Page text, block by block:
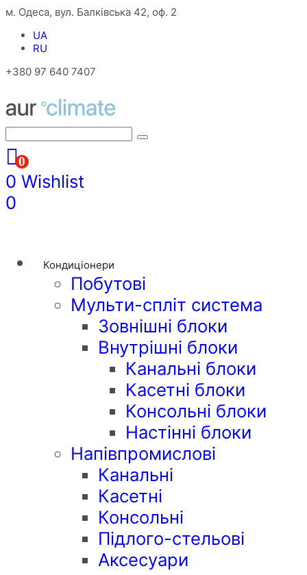
м. Одеса, вул. Балківська 42, оф. 2
UA
RU
+380 97 640 7407
0
0 Wishlist
0
Кондиціонери
Побутові
Мульти-спліт система
Зовнішні блоки
Внутрішні блоки
Канальні блоки
Касетні блоки
Консольні блоки
Настінні блоки
Напівпромислові
Канальні
Касетні
Консольні
Підлого-стельові
Аксесуари